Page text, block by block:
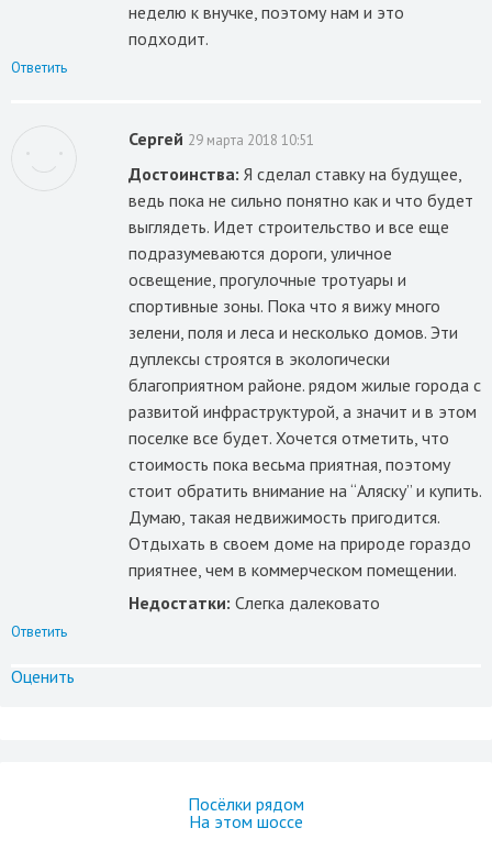
неделю к внучке, поэтому нам и это
подходит.
Ответить
Сергей 29 марта 2018 10:51
Достоинства: Я сделал ставку на будущее,
ведь пока не сильно понятно как и что будет
выглядеть. Идет строительство и все еще
подразумеваются дороги, уличное
освещение, прогулочные тротуары и
спортивные зоны. Пока что я вижу много
зелени, поля и леса и несколько домов. Эти
дуплексы строятся в экологически
благоприятном районе. рядом жилые города с
развитой инфраструктурой, а значит и в этом
поселке все будет. Хочется отметить, что
стоимость пока весьма приятная, поэтому
стоит обратить внимание на “Аляску” и купить.
Думаю, такая недвижимость пригодится.
Отдыхать в своем доме на природе гораздо
приятнее, чем в коммерческом помещении.
Недостатки: Слегка далековато
Ответить
Оценить
Посёлки рядом
На этом шоссе